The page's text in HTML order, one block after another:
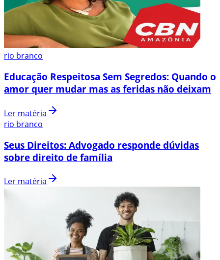
rio branco
Educação Respeitosa Sem Segredos: Quando o
amor quer mudar mas as feridas não deixam
Ler matéria
rio branco
Seus Direitos: Advogado responde dúvidas
sobre direito de família
Ler matéria